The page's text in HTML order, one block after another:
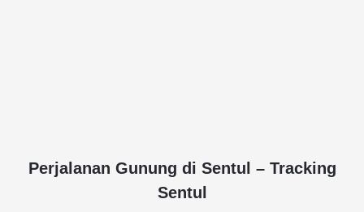
Perjalanan Gunung di Sentul – Tracking
Sentul